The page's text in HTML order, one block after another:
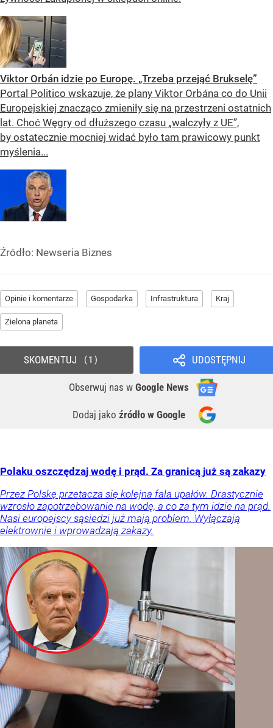
Viktor Orbán idzie po Europę. „Trzeba przejąć Brukselę”
Portal Politico wskazuje, że plany Viktor Orbána co do Unii
Europejskiej znacząco zmieniły się na przestrzeni ostatnich
lat. Choć Węgry od dłuższego czasu „walczyły z UE”,
by ostatecznie mocniej widać było tam prawicowy punkt
myślenia...
Źródło: Newseria Biznes
Opinie i komentarze Gospodarka Infrastruktura Kraj
Zielona planeta
UDOSTĘPNIJ
Obserwuj nas w Google News
Dodaj jako źródło w Google
SKOMENTUJ 1
Polaku oszczędzaj wodę i prąd. Za granicą już są zakazy
Przez Polskę przetacza się kolejna fala upałów. Drastycznie
wzrosło zapotrzebowanie na wodę, a co za tym idzie na prąd.
Nasi europejscy sąsiedzi już mają problem. Wyłączają
elektrownie i wprowadzają zakazy.